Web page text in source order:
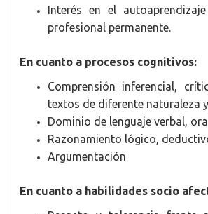
Interés en el
profesional permanente.
En cuanto a procesos cognitivos:
Comprensión inferencial,
textos de diferente naturaleza
Dominio de lenguaje verbal,
Razonamiento lógico,
Argumentación
En cuanto a habilidades socio